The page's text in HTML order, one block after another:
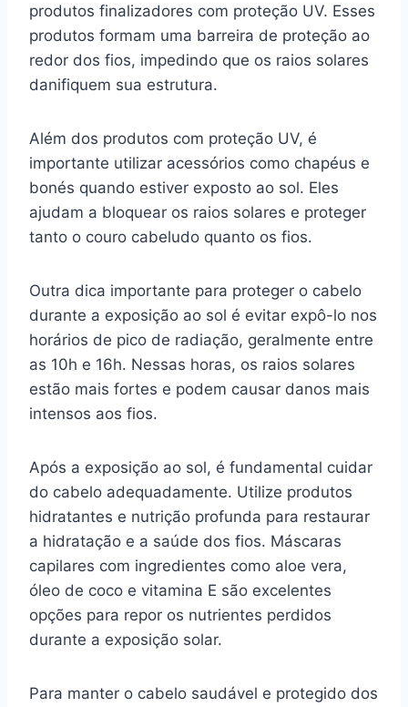
produtos finalizadores com proteção UV. Esses
produtos formam uma barreira de proteção ao
redor dos fios, impedindo que os raios solares
danifiquem sua estrutura.
Além dos produtos com proteção UV, é
importante utilizar acessórios como chapéus e
bonés quando estiver exposto ao sol. Eles
ajudam a bloquear os raios solares e proteger
tanto o couro cabeludo quanto os fios.
Outra dica importante para proteger o cabelo
durante a exposição ao sol é evitar expô-lo nos
horários de pico de radiação, geralmente entre
as 10h e 16h. Nessas horas, os raios solares
estão mais fortes e podem causar danos mais
intensos aos fios.
Após a exposição ao sol, é fundamental cuidar
do cabelo adequadamente. Utilize produtos
hidratantes e nutrição profunda para restaurar
a hidratação e a saúde dos fios. Máscaras
capilares com ingredientes como aloe vera,
óleo de coco e vitamina E são excelentes
opções para repor os nutrientes perdidos
durante a exposição solar.
Para manter o cabelo saudável e protegido dos